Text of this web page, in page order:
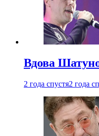
Вдова
2 года спустя2 года